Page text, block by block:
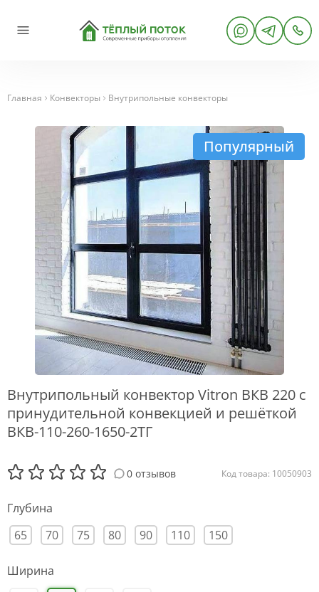
Главная Конвекторы Внутрипольные конвекторы
Популярный
Внутрипольный конвектор Vitron ВКВ 220 с
принудительной конвекцией и решёткой
ВКВ-110-260-1650-2ТГ
0 отзывов Код товара: 10050903
Глубина
65
70 75 80 90 110 150
Ширина